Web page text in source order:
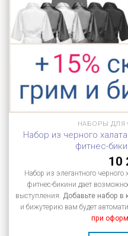
НАБОРЫ ДЛЯ
Набор из черного
фитнес-
10
Набор из элегантного
фитнес-бикини дает
выступления. Добавьте набор в
и бижутерию вам будет
при